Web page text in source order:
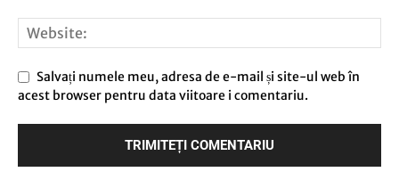
Salvați numele meu, adresa de e-mail și site-ul web în
acest browser pentru data viitoare i comentariu.